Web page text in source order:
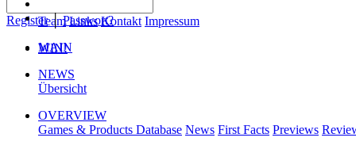
Team Links Kontakt Impressum
WIN!
Register│Passwort?
MAIN
NEWS
Übersicht
OVERVIEW
Games & Products Database News First Facts Previews